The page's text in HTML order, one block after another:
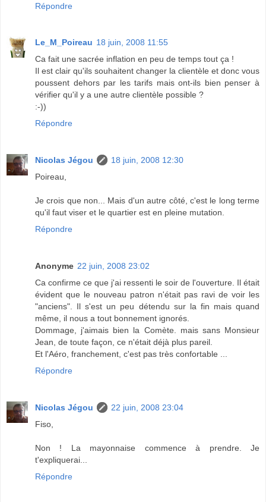
Répondre
Le_M_Poireau 18 juin, 2008 11:55
Ca fait une sacrée inflation en peu de temps tout ça !
Il est clair qu'ils souhaitent changer la clientèle et donc vous
poussent dehors par les tarifs mais ont-ils bien penser à
vérifier qu'il y a une autre clientèle possible ?
:-))
Répondre
Nicolas Jégou
18 juin, 2008 12:30
Poireau,
Je crois que non... Mais d'un autre côté, c'est le long terme
qu'il faut viser et le quartier est en pleine mutation.
Répondre
Anonyme 22 juin, 2008 23:02
Ca confirme ce que j'ai ressenti le soir de l'ouverture. Il était
évident que le nouveau patron n'était pas ravi de voir les
"anciens". Il s'est un peu détendu sur la fin mais quand
même, il nous a tout bonnement ignorés.
Dommage, j'aimais bien la Comète. mais sans Monsieur
Jean, de toute façon, ce n'était déjà plus pareil.
Et l'Aéro, franchement, c'est pas très confortable ...
Répondre
Nicolas Jégou
22 juin, 2008 23:04
Fiso,
Non ! La mayonnaise commence à prendre. Je
t'expliquerai...
Répondre